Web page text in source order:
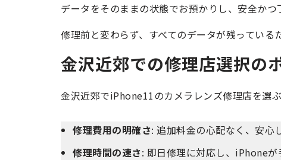
データをそのままの状態でお預かりし、安全かつ
修理前と変わらず、すべてのデータが残っている
金沢近郊での修理店選択の
金沢近郊でiPhone11のカメラレンズ修理店を選
修理費用の明確さ: 追加料金の心配なく、安心
修理時間の速さ: 即日修理に対応し、iPhone